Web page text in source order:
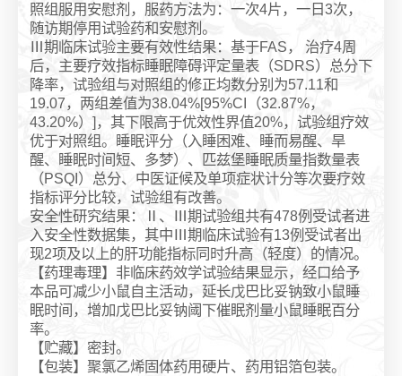
照组服用安慰剂，服药方法为：一次4片，一日3次，
随访期停用试验药和安慰剂。
Ⅲ期临床试验主要有效性结果：基于FAS， 治疗4周
后，主要疗效指标睡眠障碍评定量表（SDRS）总分下
降率，试验组与对照组的修正均数分别为57.11和
19.07，两组差值为38.04%[95%CI（32.87%，
43.20%）]，其下限高于优效性界值20%，试验组疗效
优于对照组。睡眠评分（入睡困难、睡而易醒、旱
醒、睡眠时间短、多梦）、匹兹堡睡眠质量指数量表
（PSQI）总分、中医证候及单项症状计分等次要疗效
指标评分比较，试验组有改善。
安全性研究结果：Ⅱ、Ⅲ期试验组共有478例受试者进
入安全性数据集，其中Ⅲ期临床试验有13例受试者出
现2项及以上的肝功能指标同时升高（轻度）的情况。
【药理毒理】非临床药效学试验结果显示，经口给予
本品可减少小鼠自主活动，延长戊巴比妥钠致小鼠睡
眠时间，增加戊巴比妥钠阈下催眠剂量小鼠睡眠百分
率。
【贮藏】密封。
【包装】聚氯乙烯固体药用硬片、药用铝箔包装。